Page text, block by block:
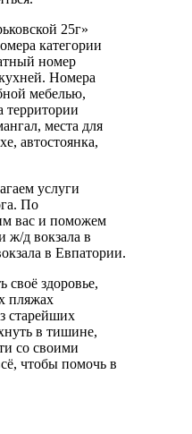
25г»
категории
номер
Номера
мебелью,
территории
места для
автостоянка,
услуги
По
вас и поможем
ж/д вокзала в
в Евпатории.
своё здоровье,
пляжах
старейших
в тишине,
со своими
чтобы помочь в